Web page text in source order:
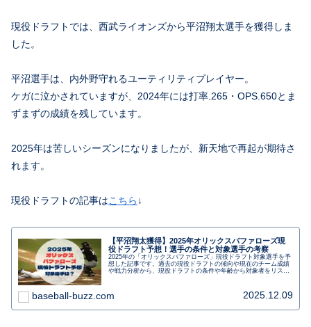
現役ドラフトでは、西武ライオンズから平沼翔太選手を獲得しま
した。
平沼選手は、内外野守れるユーティリティプレイヤー。
ケガに泣かされていますが、2024年には打率.265・OPS.650とま
ずまずの成績を残しています。
2025年は苦しいシーズンになりましたが、新天地で再起が期待さ
れます。
現役ドラフトの記事はこちら ↓
【平沼翔太獲得】2025年オリックスバファローズ現
役ドラフト予想！選手の条件と対象選手の考察
2025年の「オリックスバファローズ」現役ドラフト対象選手を予
想した記事です。過去の現役ドラフトの傾向や現在のチーム成績
や戦力分析から、現役ドラフトの条件や年齢から対象者をリスト
baseball-buzz.com 2025.12.09